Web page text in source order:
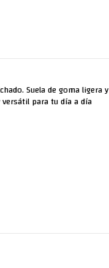
Suela de goma ligera y
para tu día a día